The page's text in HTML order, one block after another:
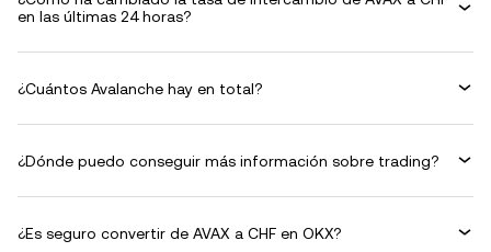
en las últimas 24 horas?
¿Cuántos Avalanche hay en total?
¿Dónde puedo conseguir más información sobre trading?
¿Es seguro convertir de AVAX a CHF en OKX?